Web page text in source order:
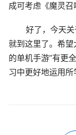
成可考虑《魔灵召
好了，今天
就到这里了。希
的单机手游”有更
习中更好地运用所